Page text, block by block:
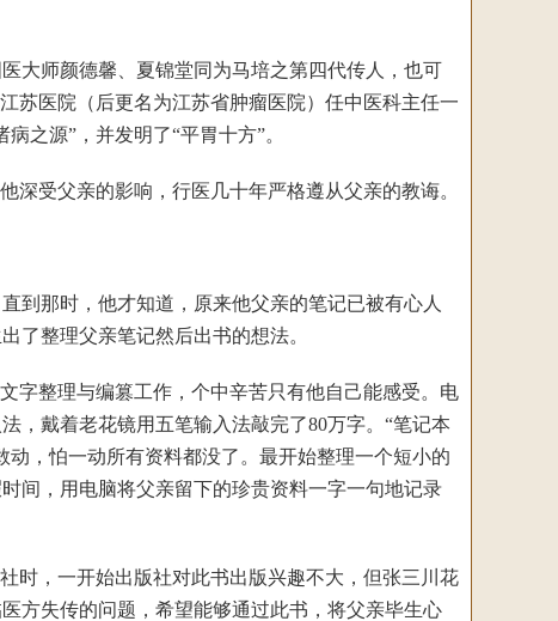
师颜德馨、夏锦堂同为马培之第四代传人，也可
苏医院（后更名为江苏省肿瘤医院）任中医科主任一
之源”，并发明了“平胃十方”。
受父亲的影响，行医几十年严格遵从父亲的教诲。
那时，他才知道，原来他父亲的笔记已被有心人
了整理父亲笔记然后出书的想法。
整理与编篡工作，个中辛苦只有他自己能感受。电
，戴着老花镜用五笔输入法敲完了80万字。“笔记本
，怕一动所有资料都没了。最开始整理一个短小的
间，用电脑将父亲留下的珍贵资料一字一句地记录
，一开始出版社对此书出版兴趣不大，但张三川花
方失传的问题，希望能够通过此书，将父亲毕生心